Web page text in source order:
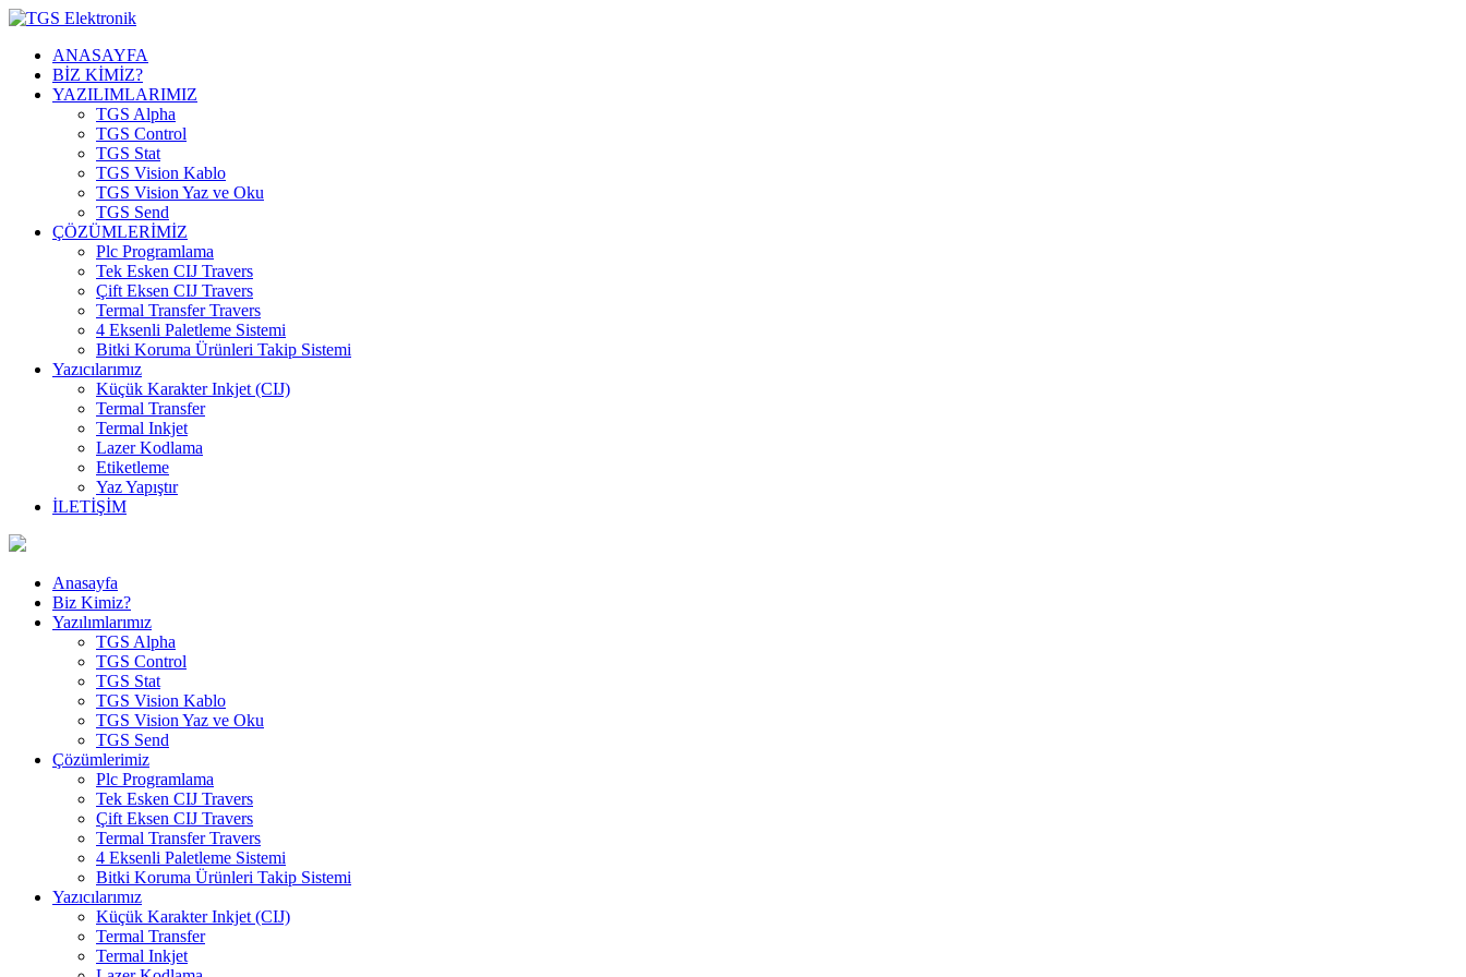
ANASAYFA
BİZ KİMİZ?
YAZILIMLARIMIZ
TGS Alpha
TGS Control
TGS Stat
TGS Vision Kablo
TGS Vision Yaz ve Oku
TGS Send
ÇÖZÜMLERİMİZ
Plc Programlama
Tek Esken CIJ Travers
Çift Eksen CIJ Travers
Termal Transfer Travers
4 Eksenli Paletleme Sistemi
Bitki Koruma Ürünleri Takip Sistemi
Yazıcılarımız
Küçük Karakter Inkjet (CIJ)
Termal Transfer
Termal Inkjet
Lazer Kodlama
Etiketleme
Yaz Yapıştır
İLETİŞİM
Anasayfa
Biz Kimiz?
Yazılımlarımız
TGS Alpha
TGS Control
TGS Stat
TGS Vision Kablo
TGS Vision Yaz ve Oku
TGS Send
Çözümlerimiz
Plc Programlama
Tek Esken CIJ Travers
Çift Eksen CIJ Travers
Termal Transfer Travers
4 Eksenli Paletleme Sistemi
Bitki Koruma Ürünleri Takip Sistemi
Yazıcılarımız
Küçük Karakter Inkjet (CIJ)
Termal Transfer
Termal Inkjet